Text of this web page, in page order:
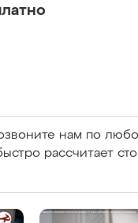
нам по
рассчитает